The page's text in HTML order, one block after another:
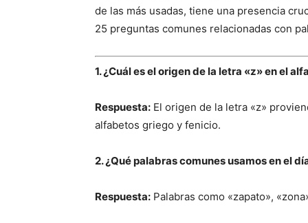
de las más usadas, tiene una presencia
25 preguntas comunes relacionadas con
1. ¿Cuál es el origen de la letra «z» en el
Respuesta: El origen de la letra «z»
alfabetos griego y fenicio.
2. ¿Qué palabras comunes usamos en el
Respuesta: Palabras como «zapato»,